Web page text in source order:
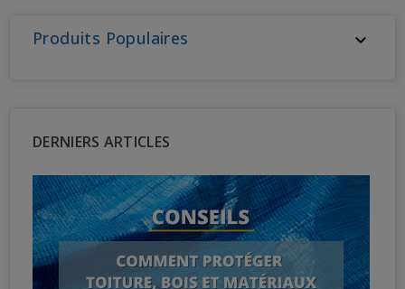
Produits Populaires 
DERNIERS ARTICLES